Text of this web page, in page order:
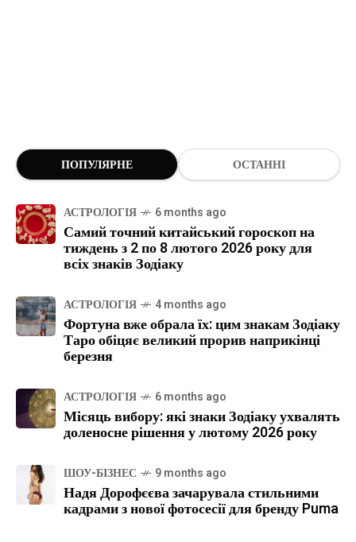
ПОПУЛЯРНЕ ОСТАННІ
АСТРОЛОГІЯ 6 months ago
Самий точний китайський гороскоп на
тиждень з 2 по 8 лютого 2026 року для
всіх знаків Зодіаку
АСТРОЛОГІЯ 4 months ago
Фортуна вже обрала їх: цим знакам Зодіаку
Таро обіцяє великий прорив наприкінці
березня
АСТРОЛОГІЯ 6 months ago
Місяць вибору: які знаки Зодіаку ухвалять
доленосне рішення у лютому 2026 року
ШОУ-БІЗНЕС 9 months ago
Надя Дорофєєва зачарувала стильними
кадрами з нової фотосесії для бренду Puma